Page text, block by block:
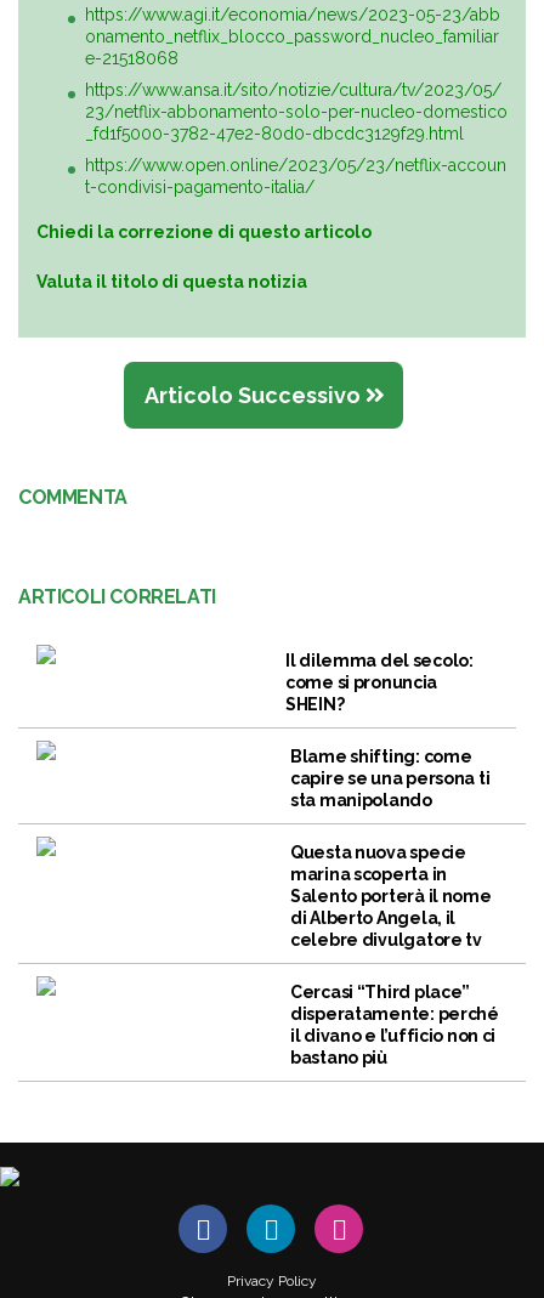
https://www.agi.it/economia/news/2023-05-23/abb
onamento_netflix_blocco_password_nucleo_familiar
e-21518068
https://www.ansa.it/sito/notizie/cultura/tv/2023/05/
23/netflix-abbonamento-solo-per-nucleo-domestico
_fd1f5000-3782-47e2-80d0-dbcdc3129f29.html
https://www.open.online/2023/05/23/netflix-accoun
t-condivisi-pagamento-italia/
Chiedi la correzione di questo articolo
Valuta il titolo di questa notizia
Articolo Successivo
COMMENTA
ARTICOLI CORRELATI
Il dilemma del secolo:
come si pronuncia
SHEIN?
Blame shifting: come
capire se una persona ti
sta manipolando
Questa nuova specie
marina scoperta in
Salento porterà il nome
di Alberto Angela, il
celebre divulgatore tv
Cercasi “Third place”
disperatamente: perché
il divano e l’ufficio non ci
bastano più
Privacy Policy